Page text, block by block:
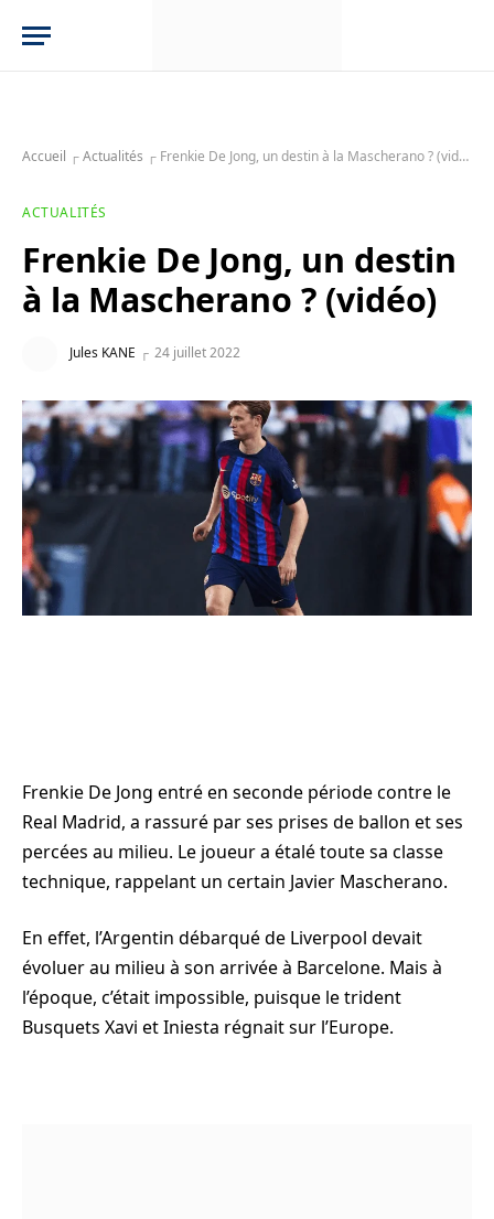
Accueil ┌Actualités ┌ Frenkie De Jong, un destin à la Mascherano ? (vidéo)
ACTUALITÉS
Frenkie De Jong, un destin
à la Mascherano ? (vidéo)
Jules KANE 24 juillet 2022
Frenkie De Jong entré en seconde période contre le
Real Madrid, a rassuré par ses prises de ballon et ses
percées au milieu. Le joueur a étalé toute sa classe
technique, rappelant un certain Javier Mascherano.
En effet, l’Argentin débarqué de Liverpool devait
évoluer au milieu à son arrivée à Barcelone. Mais à
l’époque, c’était impossible, puisque le trident
Busquets Xavi et Iniesta régnait sur l’Europe.